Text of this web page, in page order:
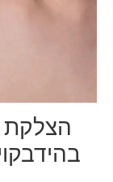
הצלקת